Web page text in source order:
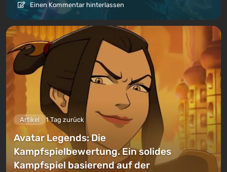
Einen Kommentar hinterlassen
Artikel 1 Tag zurück
Avatar Legends: Die
Kampfspielbewertung. Ein solides
Kampfspiel basierend auf der